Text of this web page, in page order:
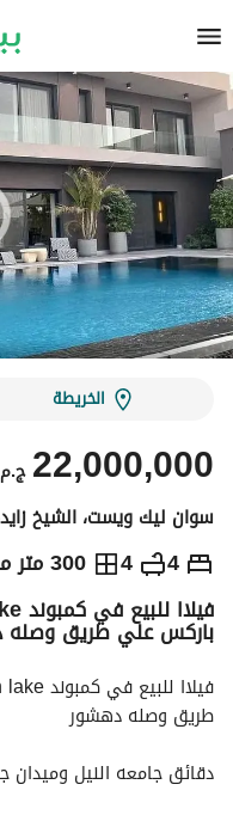
الخريطة
ج.م 22,000,000
سوان ليك ويست، الشيخ
4
4 300 متر مربع ج.م 22,000,000
التفاصيل
باركس علي طريق
طريق وصله دهشور